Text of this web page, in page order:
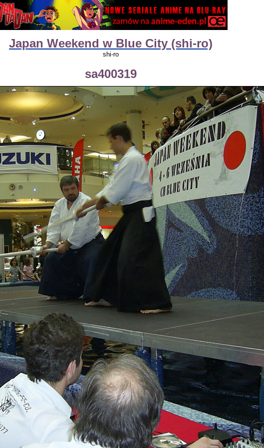
Japan Weekend w Blue City (shi-ro)
shi-ro
sa400319